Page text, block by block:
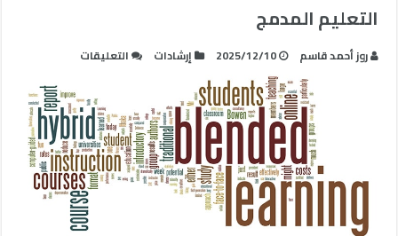
التعليم المدمج
روز أحمد قاسم 2025/12/10 إرشادات التعليقات
المدمج
مغلقة